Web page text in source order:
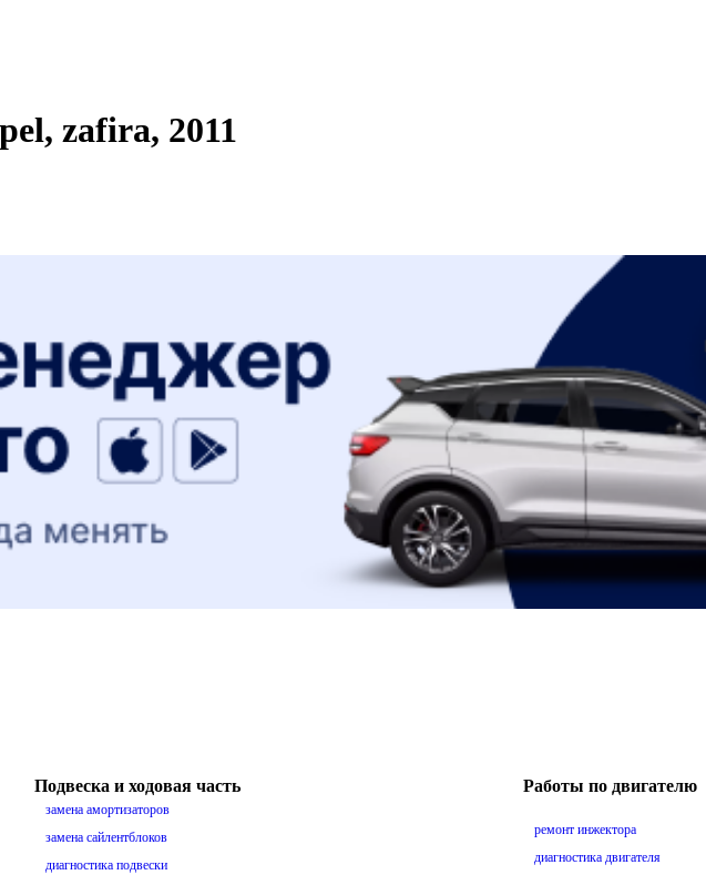
zafira, 2011
Подвеска и ходовая часть
замена амортизаторов
замена сайлентблоков
диагностика подвески
Работы по двигателю
ремонт инжектора
диагностика двигателя